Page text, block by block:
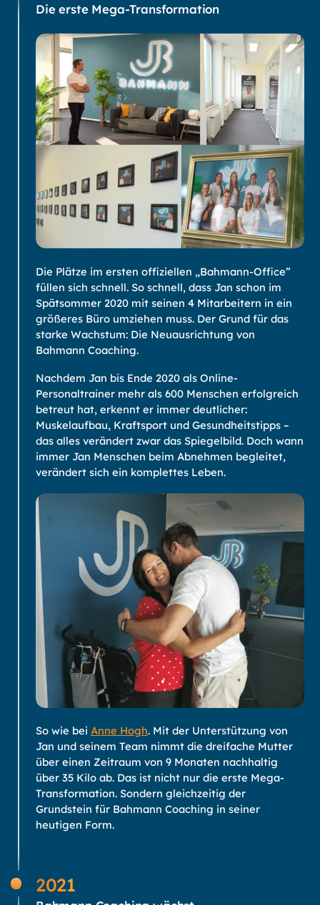
Die erste Mega-Transformation
So wie bei Anne Hogh. Mit der Unterstützung von
Jan und seinem Team nimmt die dreifache Mutter
über einen Zeitraum von 9 Monaten nachhaltig
über 35 Kilo ab. Das ist nicht nur die erste Mega-
Transformation. Sondern gleichzeitig der
Grundstein für Bahmann Coaching in seiner
heutigen Form.
Nachdem Jan bis Ende 2020 als Online-
Personaltrainer mehr als 600 Menschen erfolgreich
betreut hat, erkennt er immer deutlicher:
Muskelaufbau, Kraftsport und Gesundheitstipps –
das alles verändert zwar das Spiegelbild. Doch wann
immer Jan Menschen beim Abnehmen begleitet,
verändert sich ein komplettes Leben.
Die Plätze im ersten offiziellen „Bahmann-Office”
füllen sich schnell. So schnell, dass Jan schon im
Spätsommer 2020 mit seinen 4 Mitarbeitern in ein
größeres Büro umziehen muss. Der Grund für das
starke Wachstum: Die Neuausrichtung von
Bahmann Coaching.
2021